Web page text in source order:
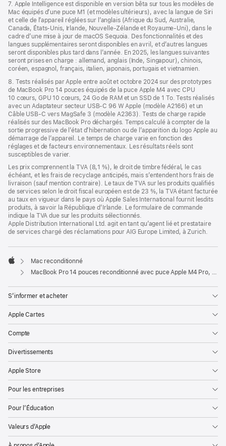
7. Apple Intelligence est disponible en version bêta sur tous les modèles de
Mac équipés d’une puce M1 (et modèles ultérieurs), avec la langue de Siri
et celle de l’appareil réglées sur l’anglais (Afrique du Sud, Australie,
Canada, États-Unis, Irlande, Nouvelle-Zélande et Royaume-Uni), dans le
cadre d’une mise à jour de macOS Sequoia. Des fonctionnalités et des
langues supplémentaires seront disponibles en avril, et d’autres langues
seront disponibles plus tard dans l’année. En 2025, les langues suivantes
seront prises en charge : allemand, anglais (Inde, Singapour), chinois,
coréen, espagnol, français, italien, japonais, portugais et vietnamien.
8. Tests réalisés par Apple entre août et octobre 2024 sur des prototypes
de MacBook Pro 14 pouces équipés de la puce Apple M4 avec CPU
10 cœurs, GPU 10 cœurs, 24 Go de RAM et un SSD de 1 To. Tests réalisés
avec un Adaptateur secteur USB-C 96 W Apple (modèle A2166) et un
Câble USB-C vers MagSafe 3 (modèle A2363). Tests de charge rapide
réalisés sur des MacBook Pro déchargés. Temps calculé à compter de la
sortie progressive de l’état d’hibernation ou de l’apparition du logo Apple au
démarrage de l’appareil. Le temps de charge varie en fonction des
réglages et de facteurs environnementaux. Les résultats réels sont
susceptibles de varier.
Les prix comprennent la TVA (8,1 %), le droit de timbre fédéral, le cas
échéant, et les frais de recyclage anticipés, mais s’entendent hors frais de
livraison (sauf mention contraire). Le taux de TVA sur les produits qualifiés
de services selon le droit fiscal européen est de 23 %, la TVA étant facturée
au taux en vigueur dans le pays où Apple Sales International fournit lesdits
produits, à savoir la République d’Irlande. Le formulaire de commande
indique la TVA due sur les produits sélectionnés.
Apple Distribution International Ltd. agit en tant qu’agent lié et prestataire
de services chargé des réclamations pour AIG Europe Limited, à Zurich.
Apple
Mac reconditionné
MacBook Pro 14 pouces reconditionné avec puce Apple M4 Pro, CPU 14 cœurs, GPU 20 cœurs et écran nano-texturé - Noir sidéral
S’informer et acheter
Apple Cartes
Compte
Divertissements
Apple Store
Pour les entreprises
Pour l’Éducation
Valeurs d’Apple